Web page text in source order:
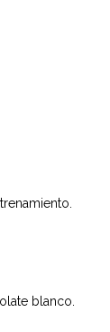
blanco.